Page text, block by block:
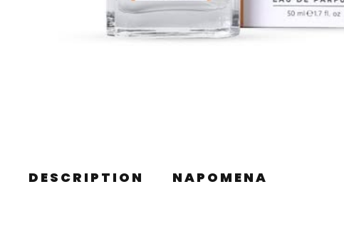
DESCRIPTION NAPOMENA